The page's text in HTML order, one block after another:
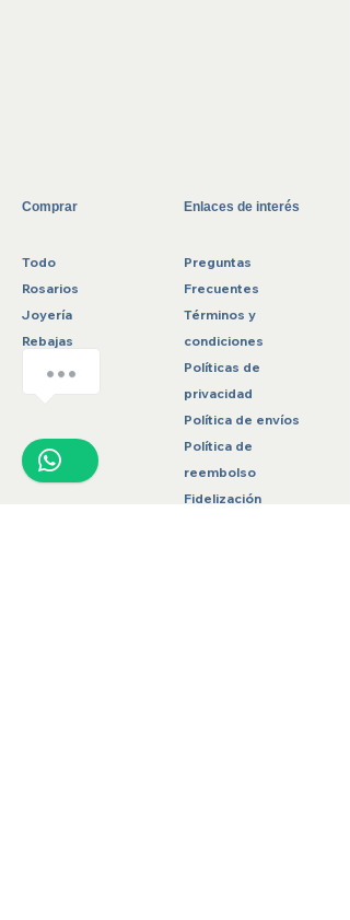
Comprar
Todo
Rosarios
Joyería
Rebajas
Enlaces de interés
Preguntas
Frecuentes
Términos y
condiciones
Políticas de
privacidad
Política de envíos
Política de
reembolso
Fidelización
1